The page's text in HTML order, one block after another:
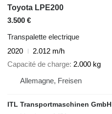
Toyota LPE200
3.500 €
Transpalette electrique
2020
2.012 m/h
Capacité de charge 2.000 kg
Allemagne, Freisen
ITL Transportmaschinen GmbH